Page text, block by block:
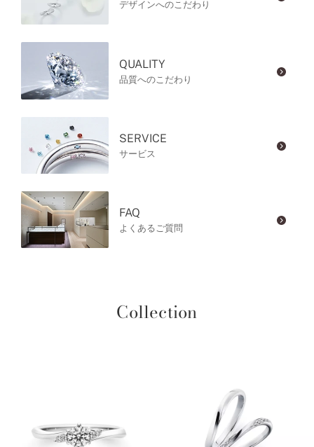
デザインへのこだわり
QUALITY
品質へのこだわり
SERVICE
サービス
FAQ
よくあるご質問
Collection